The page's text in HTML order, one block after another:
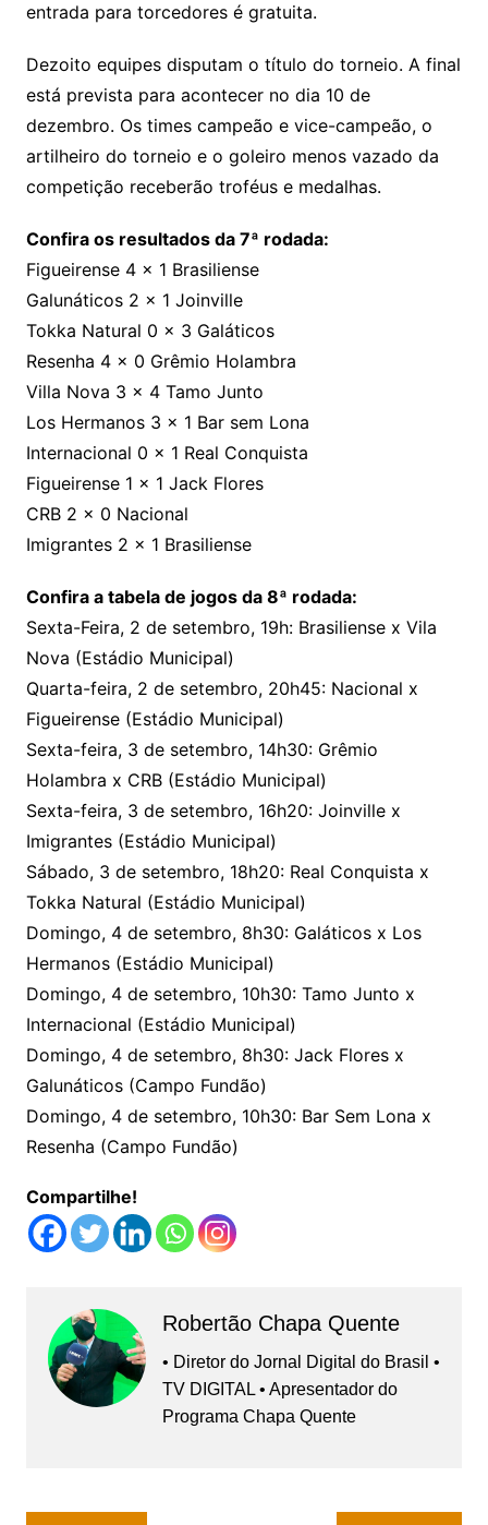
entrada para torcedores é gratuita.
Dezoito equipes disputam o título do torneio. A final
está prevista para acontecer no dia 10 de
dezembro. Os times campeão e vice-campeão, o
artilheiro do torneio e o goleiro menos vazado da
competição receberão troféus e medalhas.
Confira os resultados da 7ª rodada:
Figueirense 4 x 1 Brasiliense
Galunáticos 2 x 1 Joinville
Tokka Natural 0 x 3 Galáticos
Resenha 4 x 0 Grêmio Holambra
Villa Nova 3 x 4 Tamo Junto
Los Hermanos 3 x 1 Bar sem Lona
Internacional 0 x 1 Real Conquista
Figueirense 1 x 1 Jack Flores
CRB 2 x 0 Nacional
Imigrantes 2 x 1 Brasiliense
Confira a tabela de jogos da 8ª rodada:
Sexta-Feira, 2 de setembro, 19h: Brasiliense x Vila
Nova (Estádio Municipal)
Quarta-feira, 2 de setembro, 20h45: Nacional x
Figueirense (Estádio Municipal)
Sexta-feira, 3 de setembro, 14h30: Grêmio
Holambra x CRB (Estádio Municipal)
Sexta-feira, 3 de setembro, 16h20: Joinville x
Imigrantes (Estádio Municipal)
Sábado, 3 de setembro, 18h20: Real Conquista x
Tokka Natural (Estádio Municipal)
Domingo, 4 de setembro, 8h30: Galáticos x Los
Hermanos (Estádio Municipal)
Domingo, 4 de setembro, 10h30: Tamo Junto x
Internacional (Estádio Municipal)
Domingo, 4 de setembro, 8h30: Jack Flores x
Galunáticos (Campo Fundão)
Domingo, 4 de setembro, 10h30: Bar Sem Lona x
Resenha (Campo Fundão)
Compartilhe!
Robertão Chapa Quente
• Diretor do Jornal Digital do Brasil •
TV DIGITAL • Apresentador do
Programa Chapa Quente